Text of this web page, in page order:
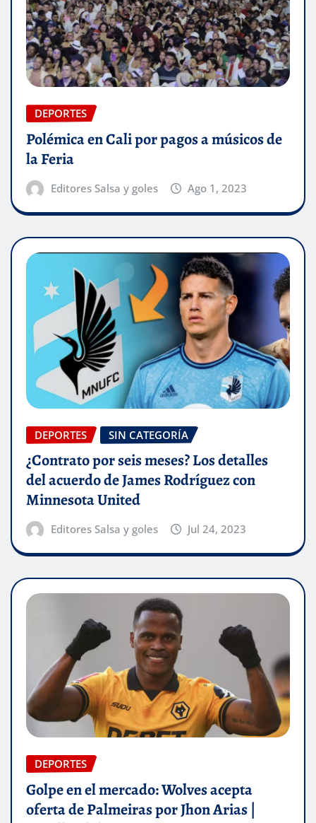
DEPORTES
Polémica en Cali por pagos a músicos de
la Feria
Editores Salsa y goles Ago 1, 2023
DEPORTES SIN CATEGORÍA
¿Contrato por seis meses? Los detalles
del acuerdo de James Rodríguez con
Minnesota United
Editores Salsa y goles Jul 24, 2023
DEPORTES
Golpe en el mercado: Wolves acepta
oferta de Palmeiras por Jhon Arias |